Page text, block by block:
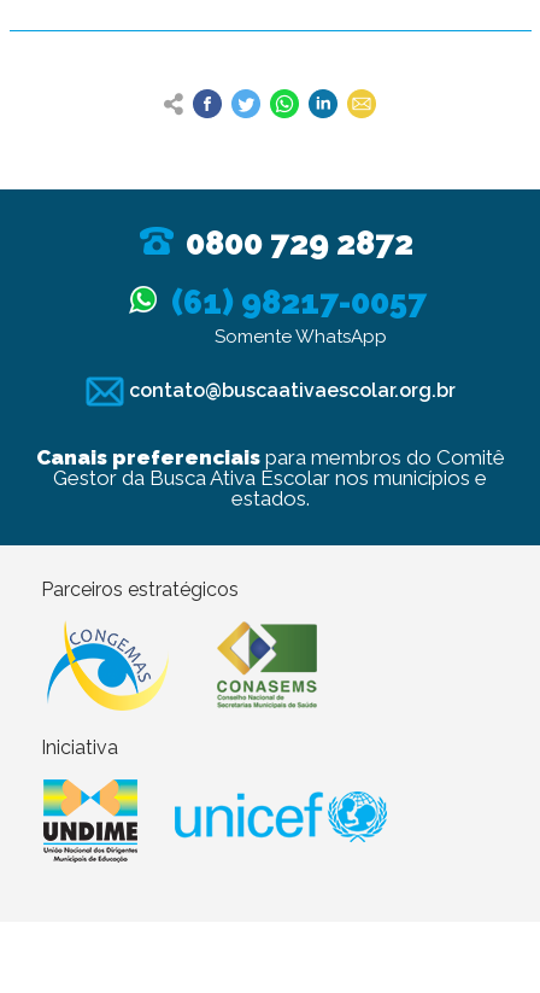
0800 729 2872
(61) 98217-0057
Somente WhatsApp
contato@buscaativaescolar.org.br
Canais preferenciaispara membros do Comitê
Gestor da Busca Ativa Escolar nos municípios e
estados.
Parceiros estratégicos
Iniciativa